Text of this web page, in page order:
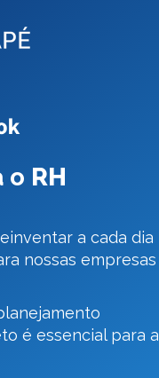
o RH
a cada dia
nossas empresas
é essencial para a